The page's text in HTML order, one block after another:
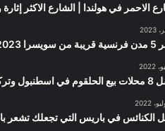
الاحمر في هولندا | الشارع الاكثر
وتركيا
الكنائس في باريس التي تجعلك تشعر